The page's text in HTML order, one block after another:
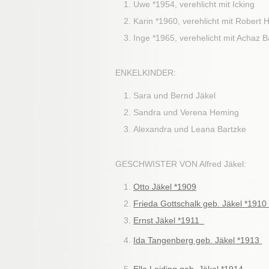
Uwe *1954, verehlicht mit Icking
Karin *1960, verehlicht mit Robert
Inge *1965, verehelicht mit Achaz
ENKELKINDER:
Sara und Bernd Jäkel
Sandra und Verena Heming
Alexandra und Leana Bartzke
GESCHWISTER VON Alfred Jäkel:
Otto Jäkel *1909
Frieda Gottschalk geb. Jäkel *1910
Ernst Jäkel *1911
Ida Tangenberg geb. Jäkel *1913